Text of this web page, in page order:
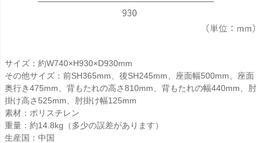
サイズ：約W740×H930×D930mm
その他サイズ：前SH365mm、後SH245mm、座面幅500mm、座面
奥行き475mm、背もたれの高さ810mm、背もたれの幅440mm、肘
掛け高さ525mm、肘掛け幅125mm
素材：ポリスチレン
重量：約14.8kg（多少の誤差があります）
生産国：中国